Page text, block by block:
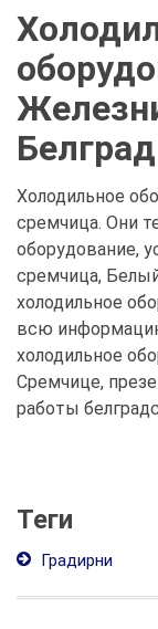
Белград
Холодильное
сремчица. Они
оборудование,
сремчица,
холодильное
всю
холодильное
Сремчице,
работы
Теги
Градирни